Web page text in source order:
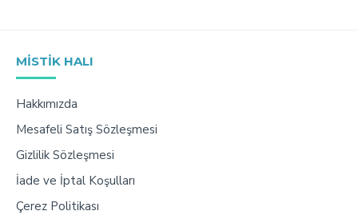
MISTIK HALI
Hakkımızda
Mesafeli Satış Sözleşmesi
Gizlilik Sözleşmesi
İade ve İptal Koşulları
Çerez Politikası